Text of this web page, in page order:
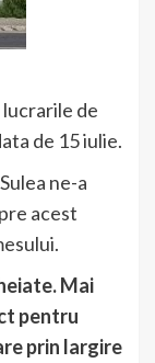
de
de 15 iulie.
ne-a
acest
Mai
pentru
prin largire